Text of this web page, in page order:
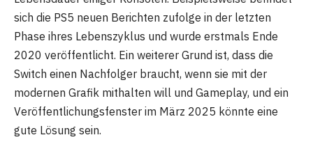
sich die PS5 neuen Berichten zufolge in der letzten
Phase ihres Lebenszyklus und wurde erstmals Ende
2020 veröffentlicht. Ein weiterer Grund ist, dass die
Switch einen Nachfolger braucht, wenn sie mit der
modernen Grafik mithalten will und Gameplay, und ein
Veröffentlichungsfenster im März 2025 könnte eine
gute Lösung sein.